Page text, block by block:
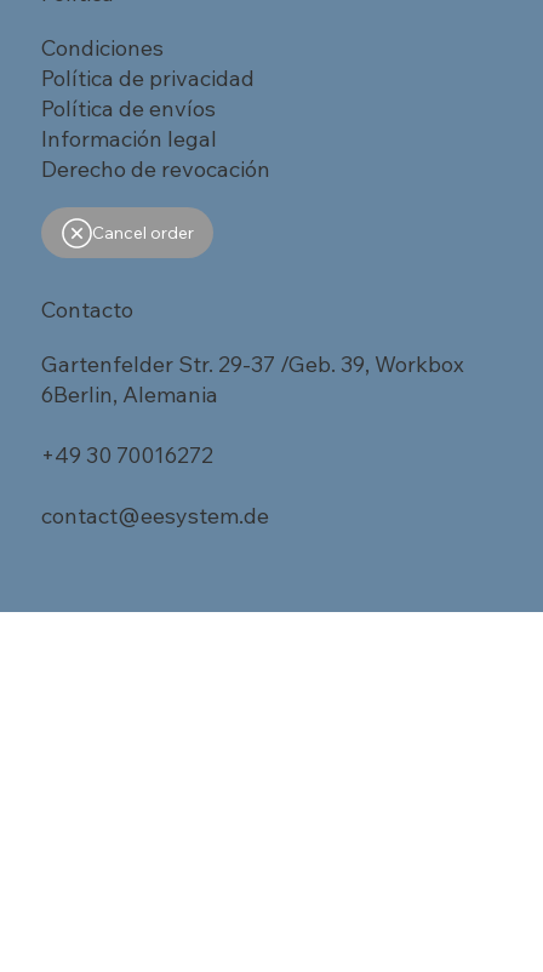
Condiciones
Política de privacidad
Política de envíos
Información legal
Derecho de revocación
Cancel order
Contacto
Gartenfelder Str. 29-37 /Geb. 39, Workbox
6Berlin, Alemania
+49 30 70016272
contact@eesystem.de